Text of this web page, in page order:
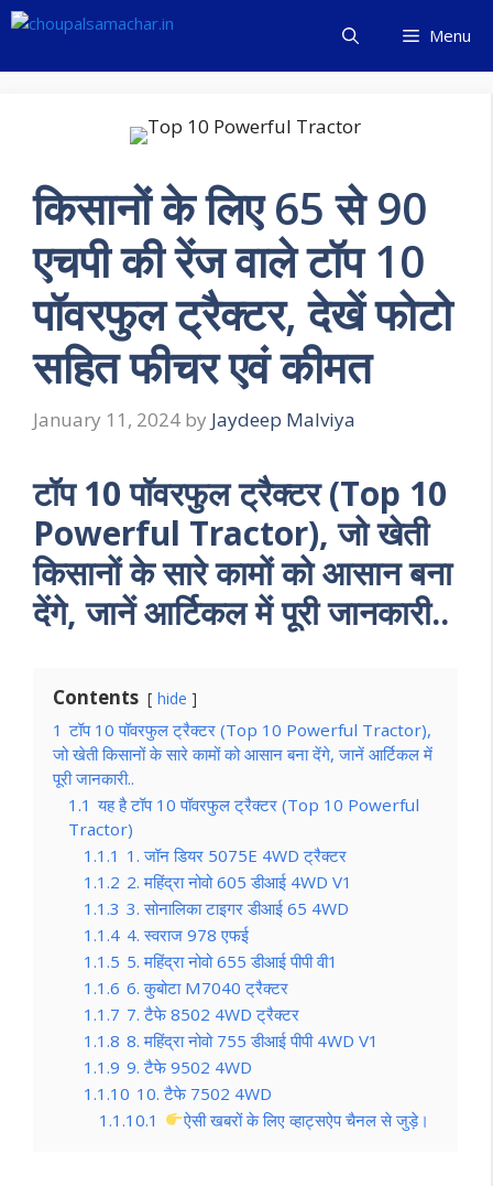
Skip
content
Menu
किसानों के लिए 65 से 90
एचपी की रेंज वाले टॉप 10
पॉवरफुल ट्रैक्टर, देखें फोटो
सहित फीचर एवं कीमत
January 11, 2024 by Jaydeep Malviya
टॉप 10 पॉवरफुल ट्रैक्टर (Top 10
Powerful Tractor), जो खेती
किसानों के सारे कामों को आसान बना
देंगे, जानें आर्टिकल में पूरी जानकारी..
Contents hide
1 टॉप 10 पॉवरफुल ट्रैक्टर (Top 10 Powerful Tractor),
जो खेती किसानों के सारे कामों को आसान बना देंगे, जानें आर्टिकल में
पूरी जानकारी..
1.1 यह है टॉप 10 पॉवरफुल ट्रैक्टर (Top 10 Powerful
Tractor)
1.1.1 1. जॉन डियर 5075E 4WD ट्रैक्टर
1.1.2 2. महिंद्रा नोवो 605 डीआई 4WD V1
1.1.3 3. सोनालिका टाइगर डीआई 65 4WD
1.1.4 4. स्वराज 978 एफई
1.1.5 5. महिंद्रा नोवो 655 डीआई पीपी वी1
1.1.6 6. कुबोटा M7040 ट्रैक्टर
1.1.7 7. टैफे 8502 4WD ट्रैक्टर
1.1.8 8. महिंद्रा नोवो 755 डीआई पीपी 4WD V1
1.1.9 9. टैफे 9502 4WD
1.1.10 10. टैफे 7502 4WD
1.1.10.1
ऐसी खबरों के लिए व्हाट्सऐप चैनल से जुड़े।